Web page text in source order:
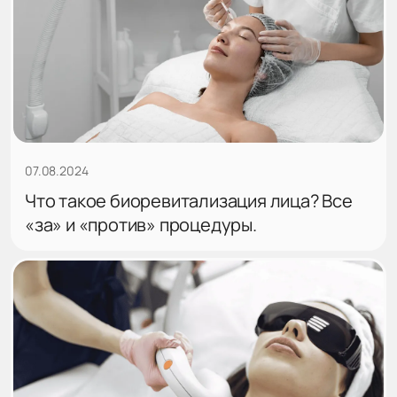
07.08.2024
Что такое биоревитализация лица? Все
«за» и «против» процедуры.